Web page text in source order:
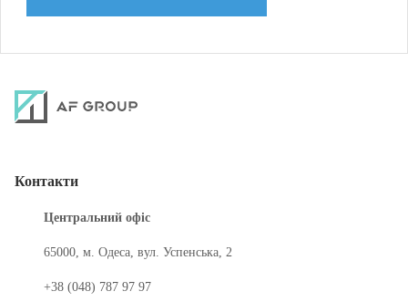
Контакти
Центральний офіс
65000, м. Одеса, вул. Успенська, 2
+38 (048) 787 97 97